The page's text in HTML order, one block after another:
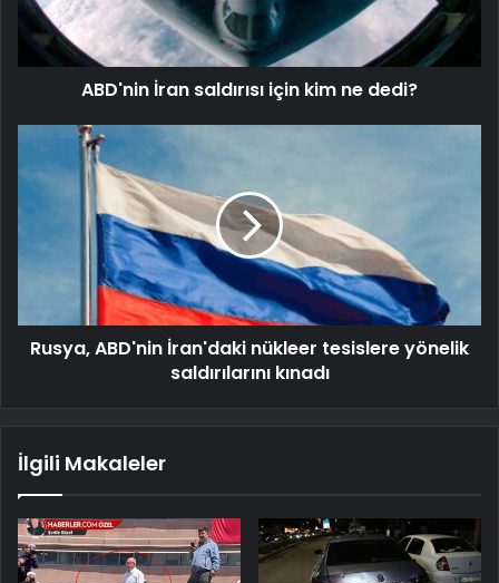
ABD'nin İran saldırısı için kim ne dedi?
Rusya, ABD'nin İran'daki nükleer tesislere yönelik
saldırılarını kınadı
İlgili Makaleler